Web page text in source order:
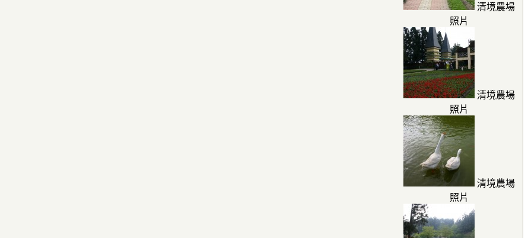
清境農場
照片
清境農場
照片
清境農場
照片